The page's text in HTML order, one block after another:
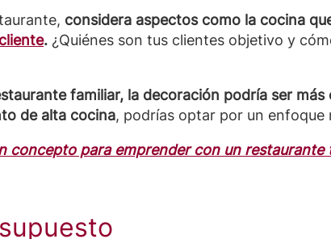
considera aspectos como la cocina
. ¿Quiénes son tus clientes objetivo y
familiar, la decoración podría ser más
de alta cocina, podrías optar por un enfoque
concepto para emprender con un restaurante